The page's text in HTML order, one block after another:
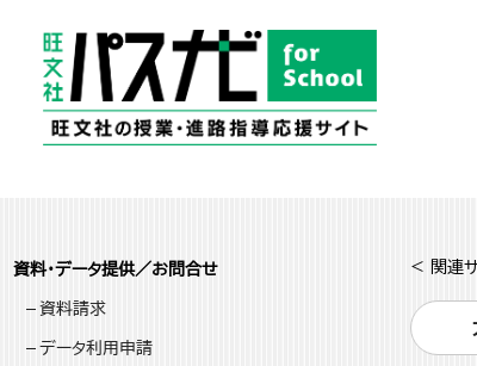
資料・データ提供／お問合せ
資料請求
データ利用申請
< 関連